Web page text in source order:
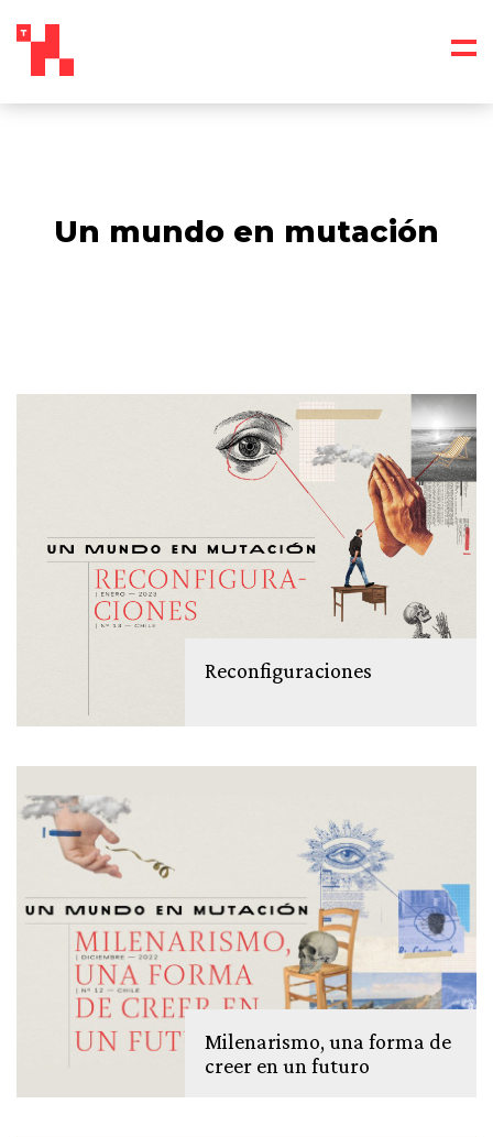
Un mundo en mutación
Reconfiguraciones
Milenarismo, una forma de
creer en un futuro